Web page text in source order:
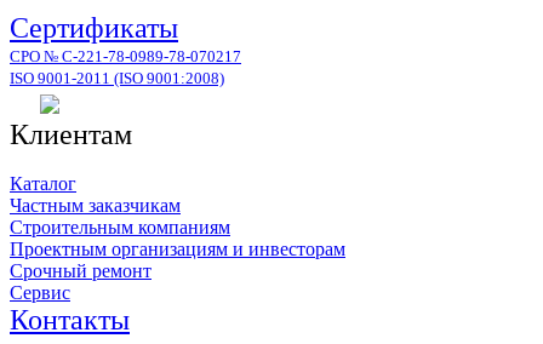
Сертификаты
СРО № С-221-78-0989-78-070217
ISO 9001-2011 (ISO 9001:2008)
Клиентам
Каталог
Частным заказчикам
Строительным компаниям
Проектным организациям и инвесторам
Срочный ремонт
Сервис
Контакты